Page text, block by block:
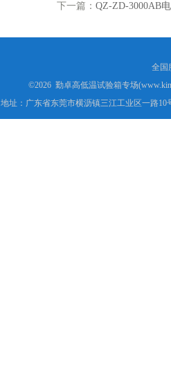
下一篇： QZ-ZD-3000AB
全国
©2026 勤卓高低温试验箱专场
地址：广东省东莞市横沥镇三江工业区一路10